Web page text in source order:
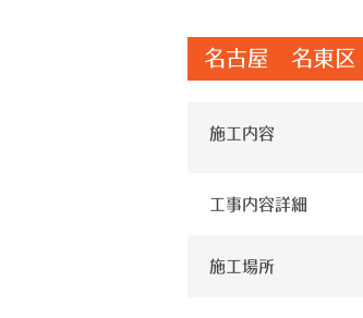
名古屋 名東
施工内容
工事内容詳細
施工場所